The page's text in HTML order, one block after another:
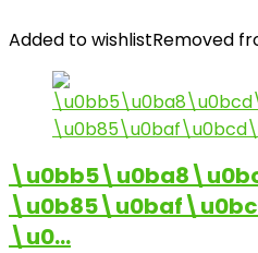
Added to wishlistRemoved
\u0…